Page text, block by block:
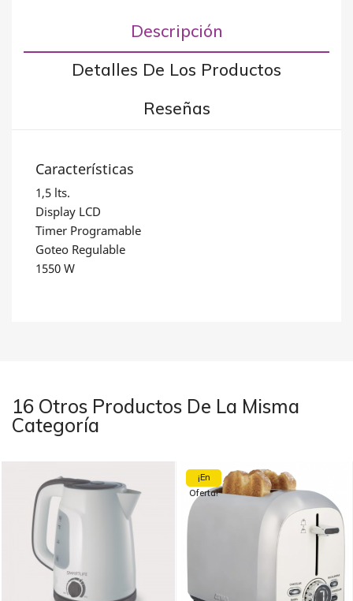
Descripción
Detalles De Los Productos
Reseñas
Características
1,5 lts.
Display LCD
Timer Programable
Goteo Regulable
1550 W
16 Otros Productos De La Misma
Categoría
¡En
Oferta!